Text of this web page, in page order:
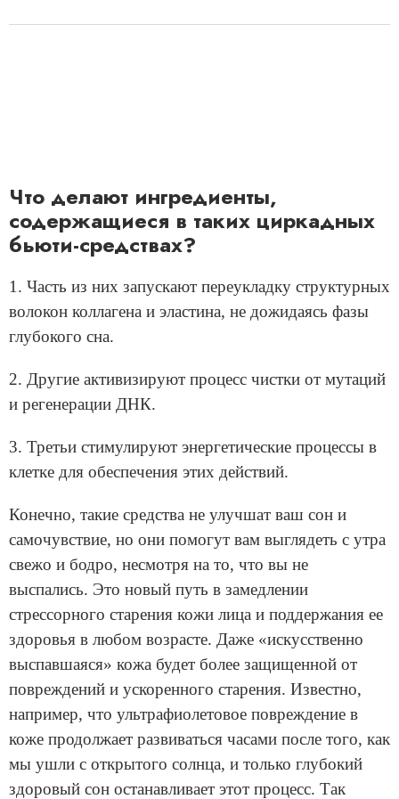
Что делают ингредиенты,
содержащиеся в таких циркадных
бьюти-средствах?
1. Часть из них запускают переукладку структурных
волокон коллагена и эластина, не дожидаясь фазы
глубокого сна.
2. Другие активизируют процесс чистки от мутаций
и регенерации ДНК.
3. Третьи стимулируют энергетические процессы в
клетке для обеспечения этих действий.
Конечно, такие средства не улучшат ваш сон и
самочувствие, но они помогут вам выглядеть с утра
свежо и бодро, несмотря на то, что вы не
выспались. Это новый путь в замедлении
стрессорного старения кожи лица и поддержания ее
здоровья в любом возрасте. Даже «искусственно
выспавшаяся» кожа будет более защищенной от
повреждений и ускоренного старения. Известно,
например, что ультрафиолетовое повреждение в
коже продолжает развиваться часами после того, как
мы ушли с открытого солнца, и только глубокий
здоровый сон останавливает этот процесс. Так